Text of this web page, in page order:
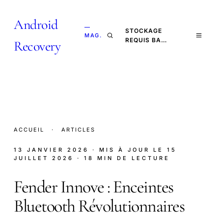
Android
Recovery
—
MAG.
STOCKAGE
REQUIS BA…
ACCUEIL · ARTICLES
13 JANVIER 2026 · MIS À JOUR LE 15
JUILLET 2026
· 18 MIN DE LECTURE
Fender Innove : Enceintes
Bluetooth Révolutionnaires